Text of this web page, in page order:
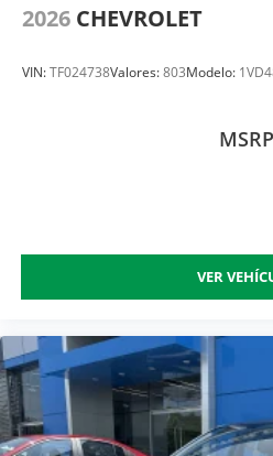
2026 CHEVROLET
VIN:TF024738Valores:803Modelo:
MSRP
VER